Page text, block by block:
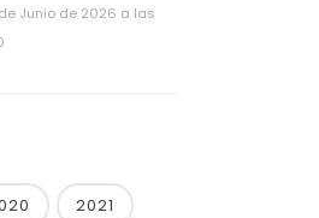
Junio de 2026 a las
2021